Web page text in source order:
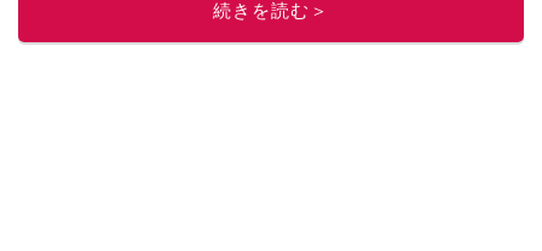
続きを読む＞